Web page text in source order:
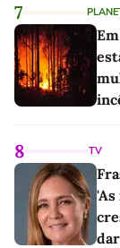
7
8 TV
'As